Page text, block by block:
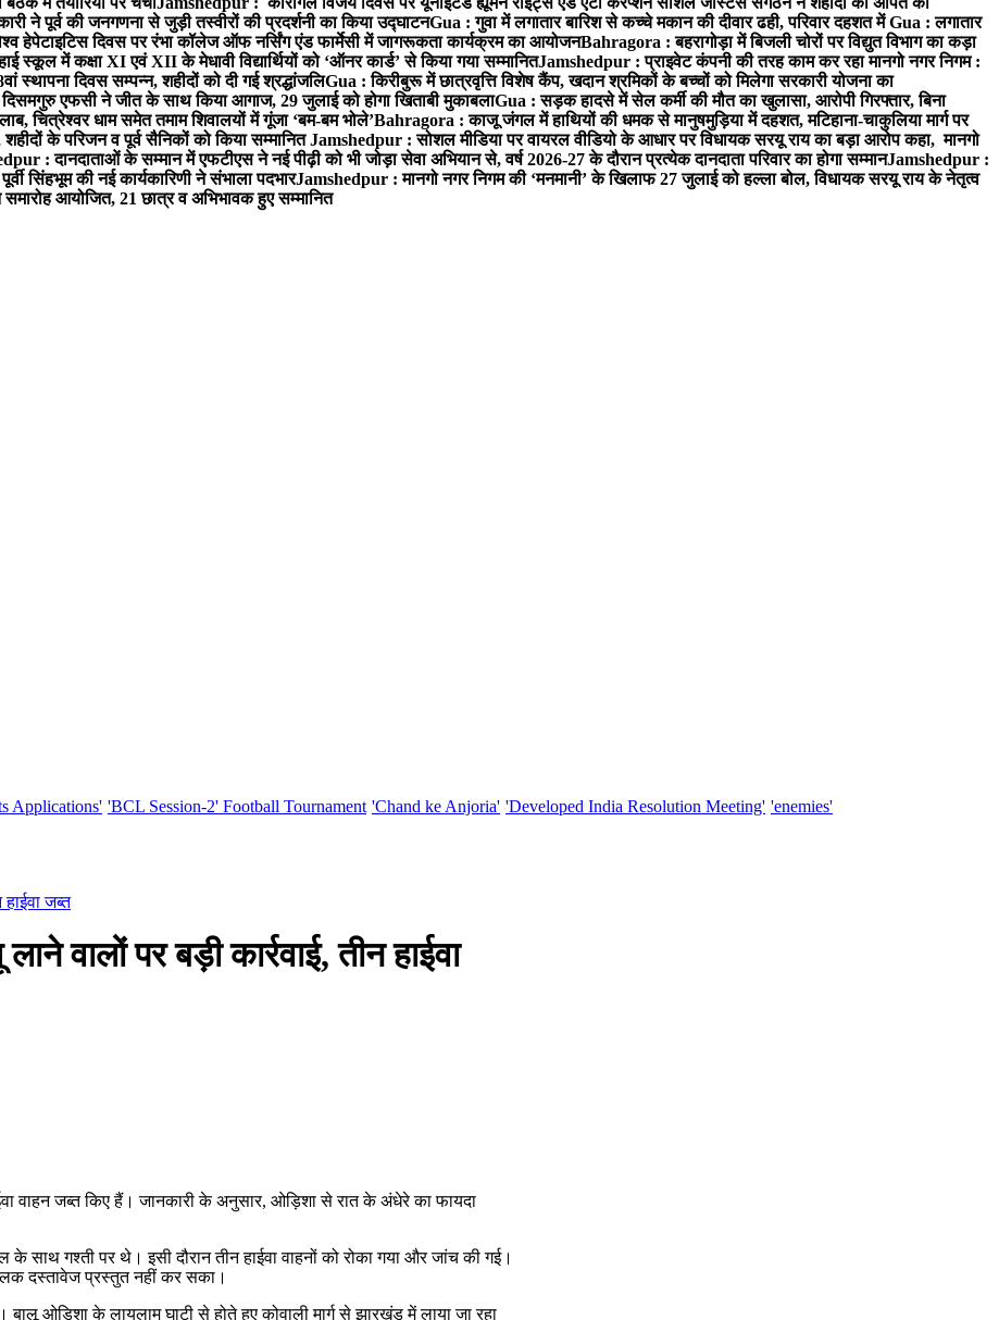
ने पूर्व की जनगणना से जुड़ी तस्वीरों की प्रदर्शनी का किया उद्घाटनGua : गुवा में लगातार बारिश से कच्चे मकान की दीवार ढही, परिवार दहशत मेंGua : लगातार
हेपेटाइटिस दिवस पर रंभा कॉलेज ऑफ नर्सिंग एंड फार्मेसी में जागरूकता कार्यक्रम का आयोजनBahragora : बहरागोड़ा में बिजली चोरों पर विद्युत विभाग का कड़ा
स्कूल में कक्षा XI एवं XII के मेधावी विद्यार्थियों को ‘ऑनर कार्ड’ से किया गया सम्मानितJamshedpur : प्राइवेट कंपनी की तरह काम कर रहा मानगो नगर निगम :
दिवस सम्पन्न, शहीदों को दी गई श्रद्धांजलिGua : किरीबुरू में छात्रवृत्ति विशेष कैंप, खदान श्रमिकों के बच्चों को मिलेगा सरकारी योजना का
एफसी ने जीत के साथ किया आगाज, 29 जुलाई को होगा खिताबी मुकाबलाGua : सड़क हादसे में सेल कर्मी की मौत का खुलासा, आरोपी गिरफ्तार, बिना
चित्रेश्वर धाम समेत तमाम शिवालयों में गूंजा ‘बम-बम भोले’Bahragora : काजू जंगल में हाथियों की धमक से मानुषमुड़िया में दहशत, मटिहाना-चाकुलिया मार्ग पर
के परिजन व पूर्व सैनिकों को किया सम्मानितJamshedpur : सोशल मीडिया पर वायरल वीडियो के आधार पर विधायक सरयू राय का बड़ा आरोप कहा, मानगो
: दानदाताओं के सम्मान में एफटीएस ने नई पीढ़ी को भी जोड़ा सेवा अभियान से, वर्ष 2026-27 के दौरान प्रत्येक दानदाता परिवार का होगा सम्मानJamshedpur :
सिंहभूम की नई कार्यकारिणी ने संभाला पदभारJamshedpur : मानगो नगर निगम की ‘मनमानी’ के खिलाफ 27 जुलाई को हल्ला बोल, विधायक सरयू राय के नेतृत्व
आयोजित, 21 छात्र व अभिभावक हुए सम्मानित
Applications' 'BCL Session-2' Football Tournament 'Chand ke Anjoria' 'Developed India Resolution Meeting' 'enemies'
जब्त
पर बड़ी कार्रवाई, तीन हाईवा
वाहन जब्त किए हैं। जानकारी के अनुसार, ओड़िशा से रात के अंधेरे का फायदा
साथ गश्ती पर थे। इसी दौरान तीन हाईवा वाहनों को रोका गया और जांच की गई।
दस्तावेज प्रस्तुत नहीं कर सका।
ओड़िशा के लायलाम घाटी से होते हुए कोवाली मार्ग से झारखंड में लाया जा रहा